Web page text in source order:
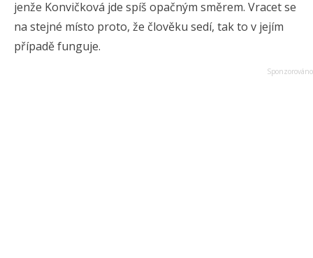
jenže Konvičková jde spíš opačným směrem. Vracet se
na stejné místo proto, že člověku sedí, tak to v jejím
případě funguje.